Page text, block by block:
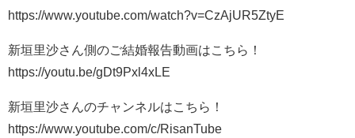
https://www.youtube.com/watch?v=CzAjUR5ZtyE
新垣里沙さん側のご結婚報告動画はこちら！
https://youtu.be/gDt9Pxl4xLE
新垣里沙さんのチャンネルはこちら！
https://www.youtube.com/c/RisanTube